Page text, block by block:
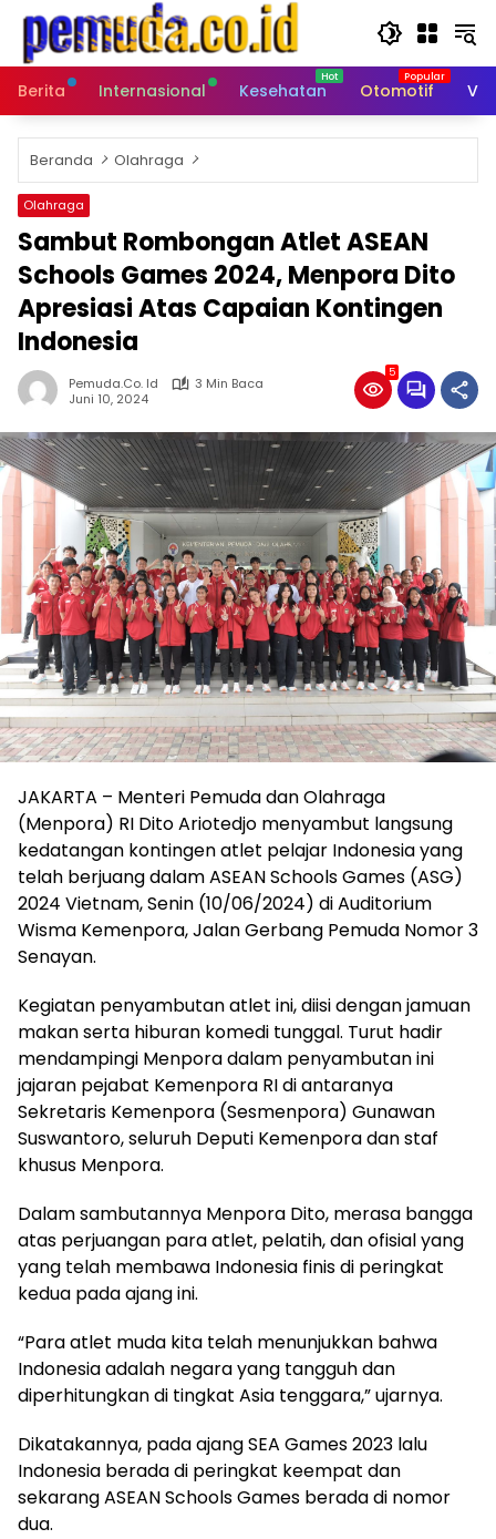
Langsung
konten
Berita
Internasional Kesehatan Otomotif
Beranda Olahraga
Olahraga
Sambut Rombongan Atlet ASEAN
Schools Games 2024, Menpora Dito
Apresiasi Atas Capaian Kontingen
Indonesia
Pemuda.co. Id
3 Min Baca
Juni 10, 2024
5
JAKARTA – Menteri Pemuda dan Olahraga
(Menpora) RI Dito Ariotedjo menyambut langsung
kedatangan kontingen atlet pelajar Indonesia yang
telah berjuang dalam ASEAN Schools Games (ASG)
2024 Vietnam, Senin (10/06/2024) di Auditorium
Wisma Kemenpora, Jalan Gerbang Pemuda Nomor 3
Senayan.
Kegiatan penyambutan atlet ini, diisi dengan jamuan
makan serta hiburan komedi tunggal. Turut hadir
mendampingi Menpora dalam penyambutan ini
jajaran pejabat Kemenpora RI di antaranya
Sekretaris Kemenpora (Sesmenpora) Gunawan
Suswantoro, seluruh Deputi Kemenpora dan staf
khusus Menpora.
Dalam sambutannya Menpora Dito, merasa bangga
atas perjuangan para atlet, pelatih, dan ofisial yang
yang telah membawa Indonesia finis di peringkat
kedua pada ajang ini.
“Para atlet muda kita telah menunjukkan bahwa
Indonesia adalah negara yang tangguh dan
diperhitungkan di tingkat Asia tenggara,” ujarnya.
Dikatakannya, pada ajang SEA Games 2023 lalu
Indonesia berada di peringkat keempat dan
sekarang ASEAN Schools Games berada di nomor
dua.